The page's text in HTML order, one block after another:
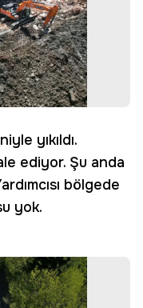
yıkıldı.
ediyor. Şu anda
bölgede
yok.